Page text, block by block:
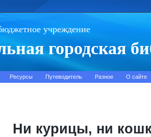
учреждение
городская
Ресурсы Путеводитель Разное О сайте
Ни курицы, ни